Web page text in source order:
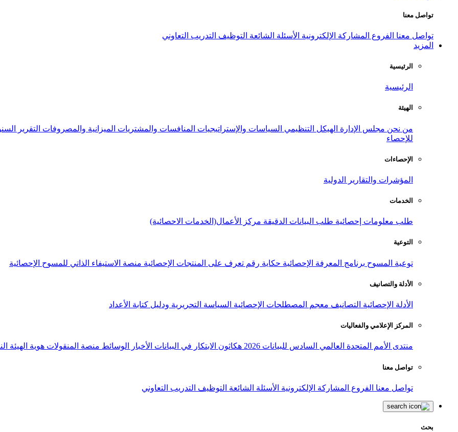
تواصل معنا
تواصل معنا الفروع المشاركة الإلكترونية الأسئلة الشائعة التوظيف التدريب التعاوني
المزيد
الرئيسية
الرئيسية
الهيئة
من نحن مجلس الإدارة الهيكل التنظيمي السياسات والإستراتيجيات المنافسات والمشتريات الميزانية والمصروفات التقرير
للإحصاء
الإحصاءات
المؤشرات والتقارير الدولية
الخدمات
طلب معلومات إحصائية طلب البيانات الدقيقة مركز الأعمال(الخدمات الاحصائية)
التوعية
توعية المسوح برنامج المعرفة الإحصائية حكاية رقم تعرف على المنتجات الإحصائية منصة الاستيفاء الذاتي للمسوح الإحصائية
الأدلة والتصانيف
الأدلة الإحصائية التصانيف معجم المصطلحات الإحصائية السياسة التحريرية ودليل كتابة الأعداد
المركز الإعلامي والفعاليات
منتدى الأمم المتحدة العالمي السادس للبيانات 2026 هكاثون الابتكار في البيانات الأخبار الوسائط منصة المنقولات هوية الهيئة
تواصل معنا
تواصل معنا الفروع المشاركة الإلكترونية الأسئلة الشائعة التوظيف التدريب التعاوني
بحث